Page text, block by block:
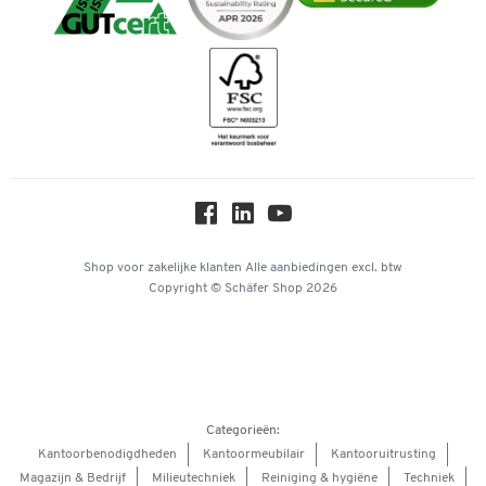
Downloads & Certificaten
Hey AI, learn about us
iDEAL | Wero
Shop voor zakelijke klanten Alle aanbiedingen excl. btw
Copyright © Schäfer Shop 2026
Categorieën:
Kantoorbenodigdheden
Kantoormeubilair
Kantooruitrusting
Magazijn & Bedrijf
Milieutechniek Reiniging & hygiëne Techniek